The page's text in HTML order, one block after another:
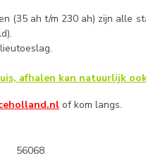
(35 ah t/m 230 ah) zijn alle
afhalen kan natuurlijk
of kom langs.
56068